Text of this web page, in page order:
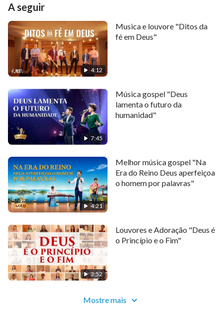
Que cada povo preze a palavra de Deus,
e que busquem conhecê-Lo.
Deus nos dê mais de Sua graça, e nosso caráter possa
mudar.
Que Deus nos aperfeiçoe para com Ele unificarmos
mente e coração.
Que Deus nos discipline, pra cumprirmos nosso dever
com Ele.
Que o Espírito Santo nos leve todo dia a pregar e a
testemunhar.
Que cada povo saiba discernir bem e mal,
e pôr a verdade em prática.
Que Deus puna os malfeitores,
e Sua igreja reste intacta.
A seguir
4:12
Musica e louvore "Ditos da
fé em Deus"
7:45
Música gospel "Deus
lamenta o futuro da
humanidad"
4:21
Melhor música gospel "Na
Era do Reino Deus aperfeiçoa
o homem por palavras"
3:52
Louvores e Adoração "Deus é
o Princípio e o Fim"
Mostre mais